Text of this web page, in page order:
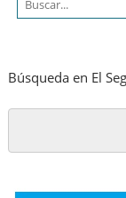
Búsqueda en El